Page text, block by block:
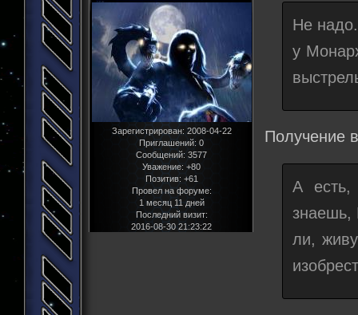
Зарегистрирован: 2008-04-22
Приглашений: 0
Сообщений: 3577
Уважение: +80
Позитив: +61
Провел на форуме:
1 месяц 11 дней
Последний визит:
2016-08-30 21:23:22
Не
у
Получение
А
ли,